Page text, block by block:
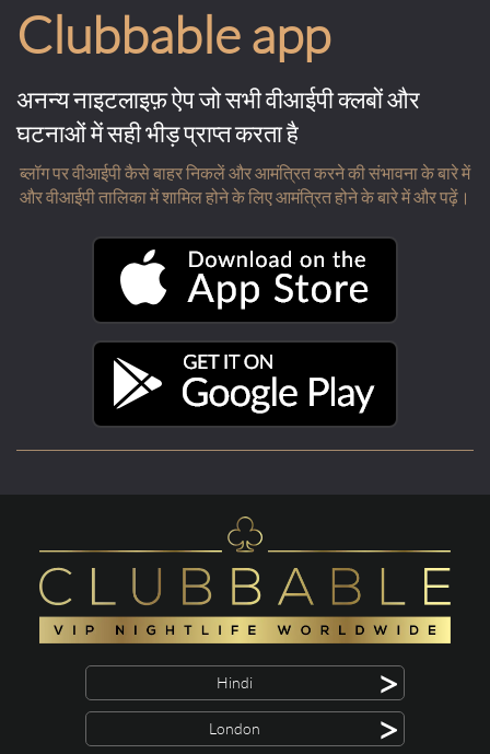
Clubbable app
अनन्य नाइटलाइफ़ ऐप जो सभी वीआईपी क्लबों और
घटनाओं में सही भीड़ प्राप्त करता है
ब्लॉग पर वीआईपी कैसे बाहर निकलें और आमंत्रित करने की संभावना के बारे में
और वीआईपी तालिका में शामिल होने के लिए आमंत्रित होने के बारे में और पढ़ें।
Hindi >
London >